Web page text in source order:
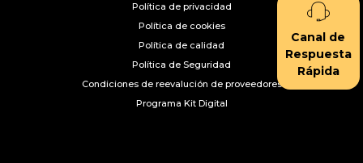
Canal de
Respuesta
Rápida
Política de privacidad
Política de cookies
Política de calidad
Política de Seguridad
Condiciones de reevalución de proveedores
Programa Kit Digital